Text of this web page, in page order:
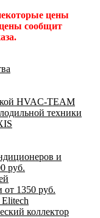
цены
сообщит
HVAC-TEAM
техники
и
руб.
от 1350 руб.
коллектор